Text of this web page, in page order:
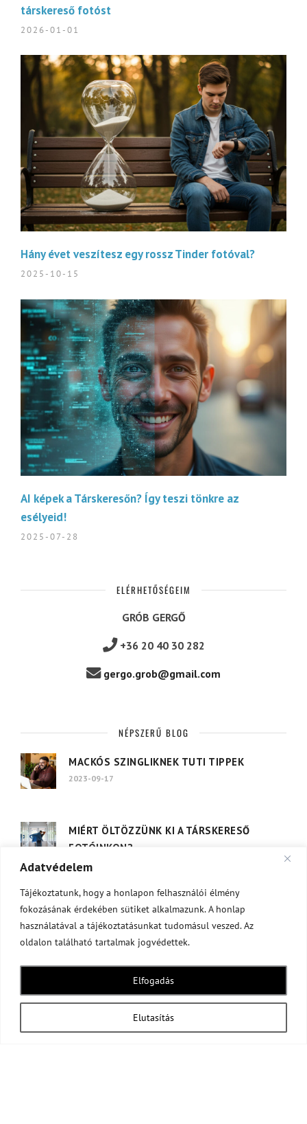
Adatvédelem
Tájékoztatunk, hogy a honlapon felhasználói élmény
fokozásának érdekében sütiket alkalmazunk. A honlap
használatával a tájékoztatásunkat tudomásul veszed. Az
oldalon található tartalmak jogvédettek.
Elutasítás
Elfogadás
társkereső fotóst
2026-01-01
Hány évet veszítesz egy rossz Tinder fotóval?
2025-10-15
AI képek a Társkeresőn? Így teszi tönkre az
esélyeid!
2025-07-28
ELÉRHETŐSÉGEIM
GRÓB GERGŐ
+36 20 40 30 282
gergo.grob@gmail.com
NÉPSZERŰ BLOG
MACKÓS SZINGLIKNEK TUTI TIPPEK
2023-09-17
MIÉRT ÖLTÖZZÜNK KI A TÁRSKERESŐ
FOTÓINKON?
2023-09-05
CÍMKÉK
Társkereső Fotózás